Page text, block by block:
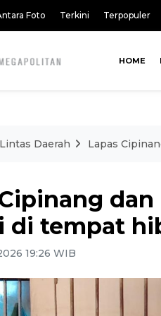
Foto Terkini Terpopuler
HOME
Lintas Daerah Lapas
di tempat
19:26 WIB